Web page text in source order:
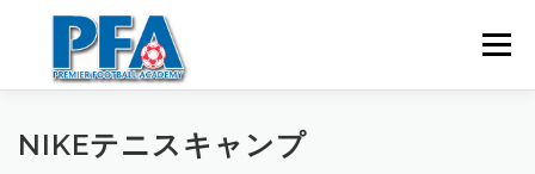
メニュー
ホーム 英語&サッカー留学
NIKEテニスキャンプ